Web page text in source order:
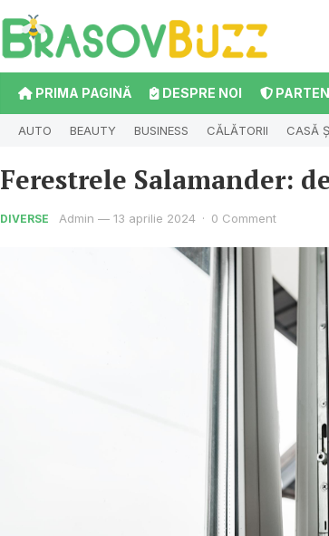
PRIMA PAGINĂ DESPRE NOI
AUTO BEAUTY BUSINESS CĂLĂTORII CASĂ
Ferestrele Salamander:
DIVERSE Admin — 13 aprilie 2024 · 0 Comment